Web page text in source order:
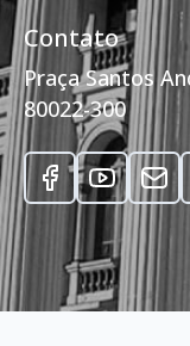
Contato
Praça Santos
80022-300